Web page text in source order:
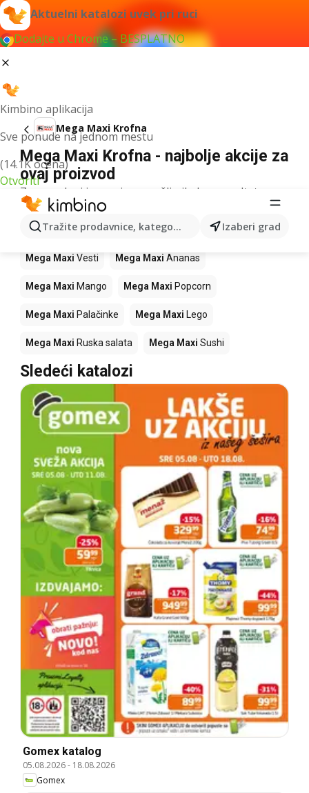
Aktuelni katalozi uvek pri ruci
Dodajte u Chrome – BESPLATNO
Kimbino aplikacija
Sve ponude na jednom mestu
(14.1K ocena)
Otvoriti
Tražite prodavnice, kategorije, proizvode...Izaberi grad
Mega Maxi Krofna
Mega Maxi Krofna - najbolje akcije za
ovaj proizvod
Za navedeni izraz nismo našli nikakav rezultat.
Drugi proizvodi u prodavnicama Mega
Maxi
Mega Maxi Vesti Mega Maxi Ananas
Mega Maxi Mango Mega Maxi Popcorn
Mega Maxi Palačinke Mega Maxi Lego
Mega Maxi Ruska salata Mega Maxi Sushi
Sledeći katalozi
Gomex katalog
05.08.2026- 18.08.2026
Gomex